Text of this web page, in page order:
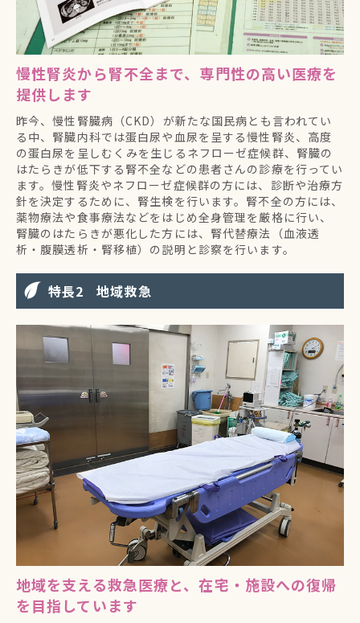
慢性腎炎から腎不全まで、専門性の高い医療を
提供します
昨今、慢性腎臓病（CKD）が新たな国民病とも言われてい
る中、腎臓内科では蛋白尿や血尿を呈する慢性腎炎、高度
の蛋白尿を呈しむくみを生じるネフローゼ症候群、腎臓の
はたらきが低下する腎不全などの患者さんの診療を行ってい
ます。慢性腎炎やネフローゼ症候群の方には、診断や治療方
針を決定するために、腎生検を行います。腎不全の方には、
薬物療法や食事療法などをはじめ全身管理を厳格に行い、
腎臓のはたらきが悪化した方には、腎代替療法（血液透
析・腹膜透析・腎移植）の説明と診察を行います。
特長 地域救急
地域を支える救急医療と、在宅・施設への復帰
を目指しています